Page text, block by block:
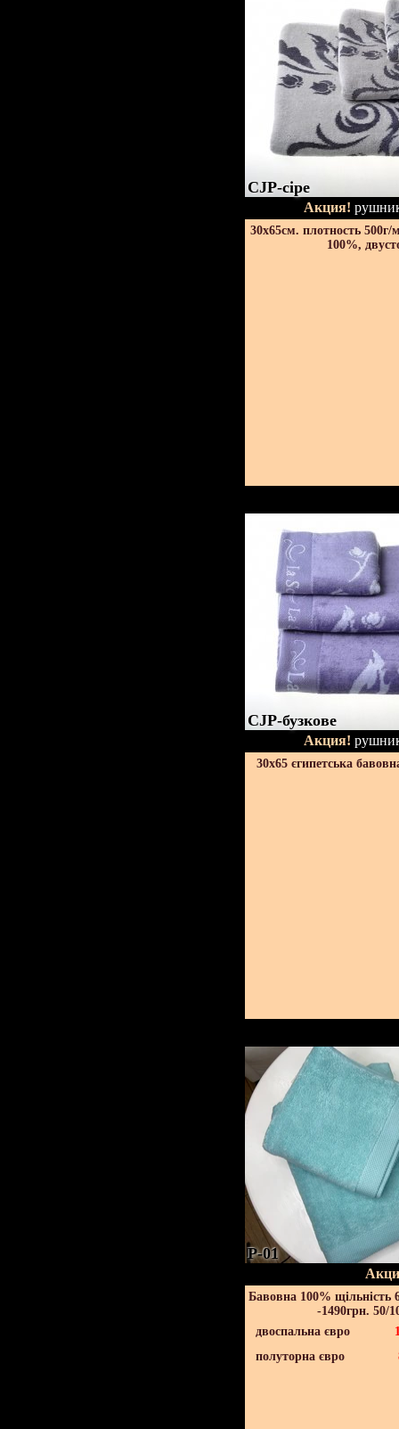
CJP-сіре
Акция!
30х65см. плотность 500г/
100%,
CJP-бузкове
Акция!
30х65 єгипетська
P-01
Бавовна 100% щільність
-1490грн. 50/
двоспальна євро
полуторна євро